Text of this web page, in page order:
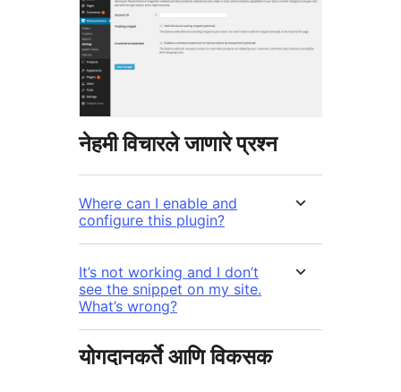
नेहमी विचारले जाणारे प्रश्न
Where can I enable and
configure this plugin?
It’s not working and I don’t
see the snippet on my site.
What’s wrong?
योगदानकर्ते आणि विकसक